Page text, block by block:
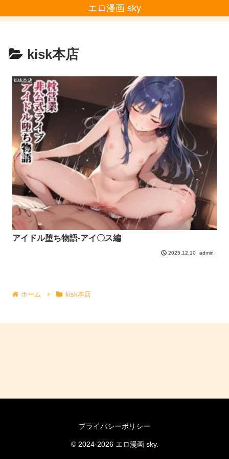
エロ漫画 sky
kisk本店
kisk本店
アイドル堕ち物語-アイ〇ス編
2025.12.10 admin
ホーム kisk本店
プライバシーポリシー
© 2024-2026 エロ漫画 sky.